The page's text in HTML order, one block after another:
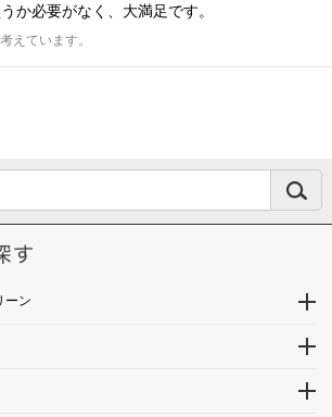
か必要がなく、大満足です。
えています。
ーン